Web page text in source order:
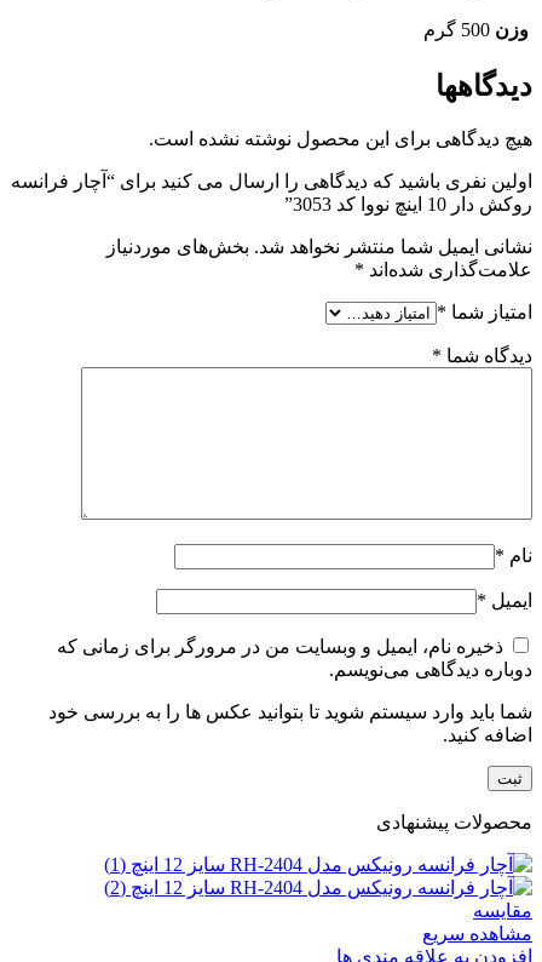
وزن 500 گرم
دیدگاهها
هیچ دیدگاهی برای این محصول نوشته نشده است.
اولین نفری باشید که دیدگاهی را ارسال می کنید برای “آچار فرانسه
روکش دار 10 اینچ نووا کد 3053”
نشانی ایمیل شما منتشر نخواهد شد. بخش‌های موردنیاز
علامت‌گذاری شده‌اند *
امتیاز شما *
دیدگاه شما *
نام *
ایمیل *
ذخیره نام، ایمیل و وبسایت من در مرورگر برای زمانی که
دوباره دیدگاهی می‌نویسم.
شما باید وارد سیستم شوید تا بتوانید عکس ها را به بررسی خود
اضافه کنید.
محصولات پیشنهادی
مقایسه
مشاهده سریع
افزودن به علاقه مندی ها